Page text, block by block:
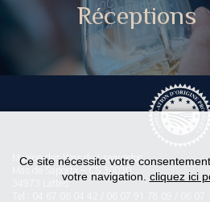
Réceptions
Maison des Vins du Languedoc
Mas de Saporta - CS 30030
Ce site nécessite votre
votre navigation. cliquez ici